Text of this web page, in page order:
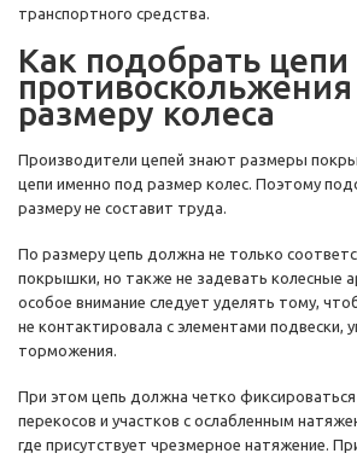
транспортного средства.
Как подобрать цепи
размеру колеса
Производители цепей знают размеры
цепи именно под размер колес. Поэтому
размеру не составит труда.
По размеру цепь должна не только
покрышки, но также не задевать колесные
особое внимание следует уделять тому,
не контактировала с элементами подвески,
торможения.
При этом цепь должна четко фиксироваться
перекосов и участков с ослабленным
где присутствует чрезмерное натяжение.